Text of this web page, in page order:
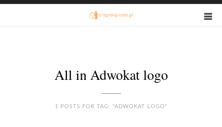
All in Adwokat logo
1 POSTS FOR TAG: "ADWOKAT LOGO"